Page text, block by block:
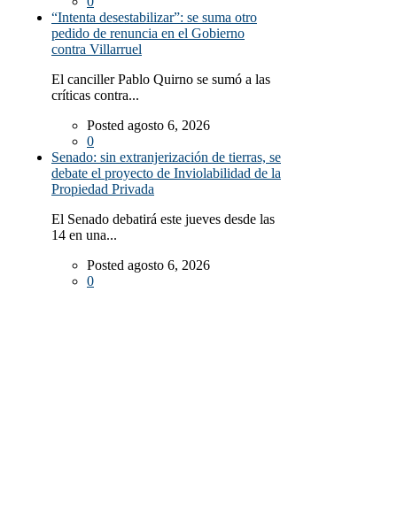
“Intenta desestabilizar”: se suma otro
pedido de renuncia en el Gobierno
contra Villarruel
El canciller Pablo Quirno se sumó a las
críticas contra...
Posted agosto 6, 2026
0
Senado: sin extranjerización de tierras, se
debate el proyecto de Inviolabilidad de la
Propiedad Privada
El Senado debatirá este jueves desde las
14 en una...
Posted agosto 6, 2026
0